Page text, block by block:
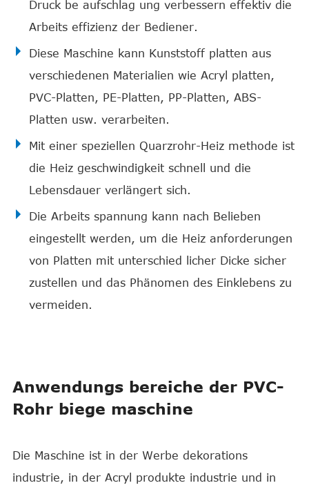
Druck be aufschlag ung verbessern effektiv die
Arbeits effizienz der Bediener.
Diese Maschine kann Kunststoff platten aus
verschiedenen Materialien wie Acryl platten,
PVC-Platten, PE-Platten, PP-Platten, ABS-
Platten usw. verarbeiten.
Mit einer speziellen Quarzrohr-Heiz methode ist
die Heiz geschwindigkeit schnell und die
Lebensdauer verlängert sich.
Die Arbeits spannung kann nach Belieben
eingestellt werden, um die Heiz anforderungen
von Platten mit unterschied licher Dicke sicher
zustellen und das Phänomen des Einklebens zu
vermeiden.
Anwendungs bereiche der PVC-
Rohr biege maschine
Die Maschine ist in der Werbe dekorations
industrie, in der Acryl produkte industrie und in